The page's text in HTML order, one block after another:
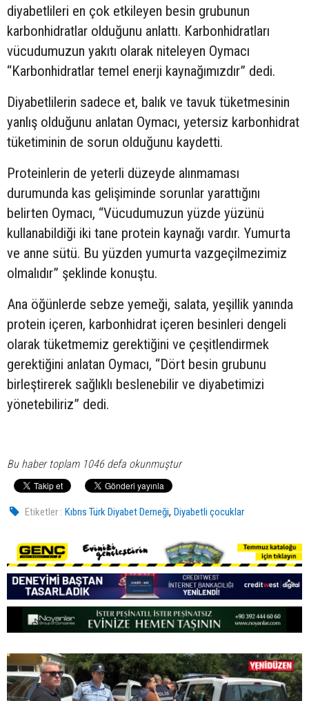
diyabetlileri en çok etkileyen besin grubunun
karbonhidratlar olduğunu anlattı. Karbonhidratları
vücudumuzun yakıtı olarak niteleyen Oymacı
“Karbonhidratlar temel enerji kaynağımızdır” dedi.
Diyabetlilerin sadece et, balık ve tavuk tüketmesinin
yanlış olduğunu anlatan Oymacı, yetersiz karbonhidrat
tüketiminin de sorun olduğunu kaydetti.
Proteinlerin de yeterli düzeyde alınmaması
durumunda kas gelişiminde sorunlar yarattığını
belirten Oymacı, “Vücudumuzun yüzde yüzünü
kullanabildiği iki tane protein kaynağı vardır. Yumurta
ve anne sütü. Bu yüzden yumurta vazgeçilmezimiz
olmalıdır” şeklinde konuştu.
Ana öğünlerde sebze yemeği, salata, yeşillik yanında
protein içeren, karbonhidrat içeren besinleri dengeli
olarak tüketmemiz gerektiğini ve çeşitlendirmek
gerektiğini anlatan Oymacı, “Dört besin grubunu
birleştirerek sağlıklı beslenebilir ve diyabetimizi
yönetebiliriz” dedi.
Bu haber toplam 1046 defa okunmuştur
Etiketler : Kıbrıs Türk Diyabet Derneği,Diyabetli çocuklar